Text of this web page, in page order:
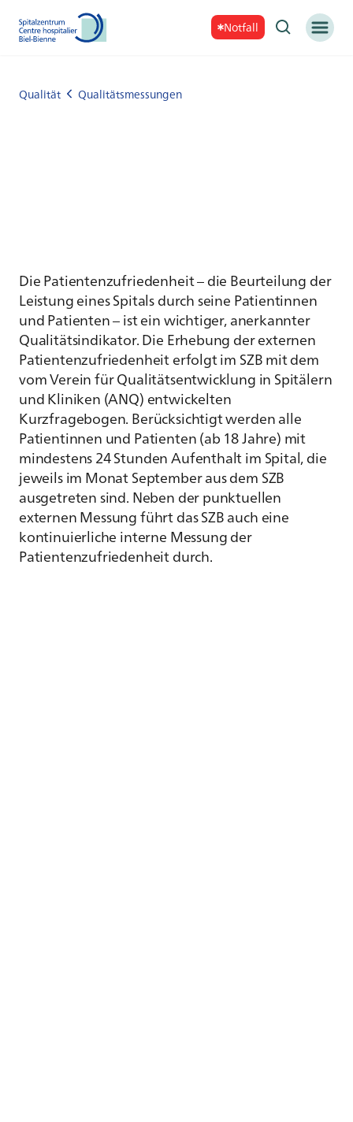
Notfall
Qualität Qualitätsmessungen
Die Patientenzufriedenheit – die Beurteilung der
Leistung eines Spitals durch seine Patientinnen
und Patienten – ist ein wichtiger, anerkannter
Qualitätsindikator. Die Erhebung der externen
Patientenzufriedenheit erfolgt im SZB mit dem
vom Verein für Qualitätsentwicklung in Spitälern
und Kliniken (ANQ) entwickelten
Kurzfragebogen. Berücksichtigt werden alle
Patientinnen und Patienten (ab 18 Jahre) mit
mindestens 24 Stunden Aufenthalt im Spital, die
jeweils im Monat September aus dem SZB
ausgetreten sind. Neben der punktuellen
externen Messung führt das SZB auch eine
kontinuierliche interne Messung der
Patientenzufriedenheit durch.